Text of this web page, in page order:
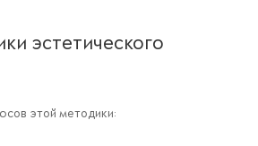
эстетического
этой методики: